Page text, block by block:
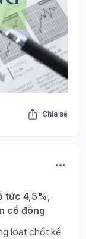
Chia sẻ
tức 4,5%,
cổ đông
loạt chốt kế